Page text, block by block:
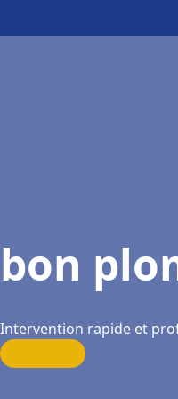
bon
Intervention rapide et